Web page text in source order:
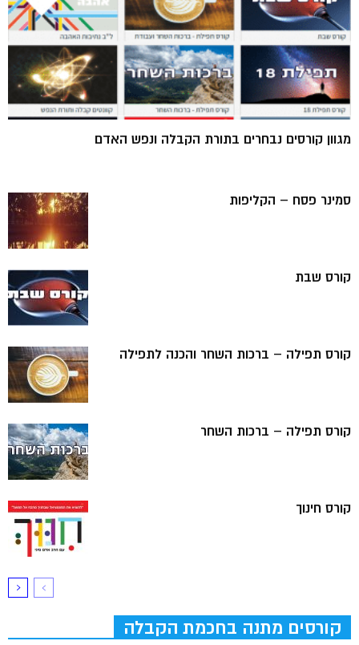
מגוון קורסים נבחרים בתורת הקבלה ונפש האדם
סמינר פסח – הקליפות
קורס שבת
קורס תפילה – ברכות השחר והכנה לתפילה
קורס תפילה – ברכות השחר
קורס חינוך
קורסים מתנה בחכמת הקבלה